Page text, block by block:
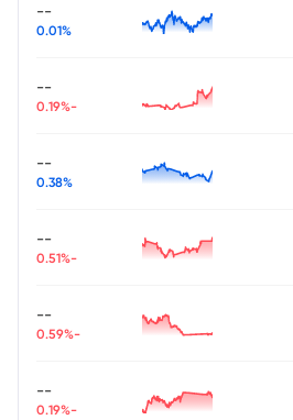
--
0.01%
--
-0.19%
--
0.38%
--
-0.51%
--
-0.59%
--
-0.19%